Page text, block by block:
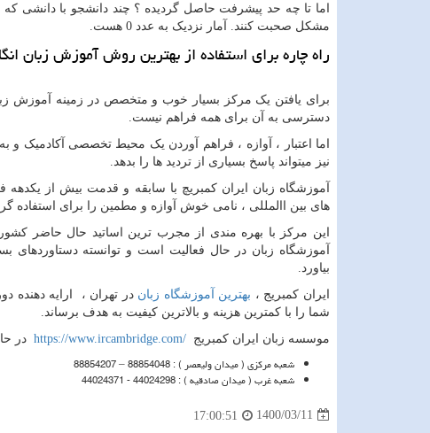
اما تا چه حد پیشرفت حاصل گردیده ؟ چند دانشجو با دانشی که
مشکل صحبت کنند. آمار نزدیک به عدد 0 هست.
راه چاره برای استفاده از بهترین روش آموزش زبان
برای یافتن یک مرکز بسیار خوب و متخصص در زمینه آموزش
دسترسی به آن برای همه فراهم نیست.
اما اعتبار ، آوازه ، فراهم آوردن یک محیط تخصصی آکادمیک و
نیز میتواند پاسخ بسیاری از تردید ها را بدهد.
آموزشگاه زبان ایران کمبریچ با سابقه و قدمت بیش از
های بین االمللی ، نامی خوش آوازه و مطمین را برای استفاده
این مرکز با بهره مندی از مجرب ترین اساتید حال حاضر
آموزشگاه زبان در حال فعالیت است و توانسته دستاوردهای
بیاورد.
ایران کمبریج ، بهترین آموزشگاه زبان در تهران ، ارایه دهنده
شما را با کمترین هزینه و بالاترین کیفیت به هدف برساند.
موسسه زبان ایران کمبریج https://www.ircambridge.com/ در
شعبه مرکزی ( میدان ولیعصر ) : 88854048 – 88854207
شعبه غرب ( میدان صادقیه ) : 44024298 - 44024371
1400/03/11
17:00:51